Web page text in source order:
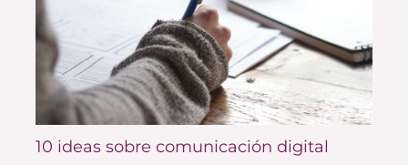
10 ideas sobre comunicación digital